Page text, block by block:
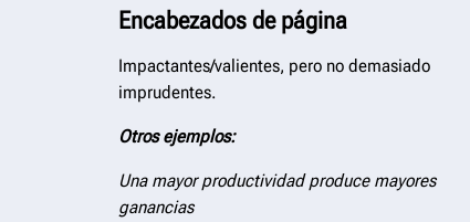
Encabezados de página
Impactantes/valientes, pero no demasiado
imprudentes.
Otros ejemplos:
Una mayor productividad produce mayores
ganancias